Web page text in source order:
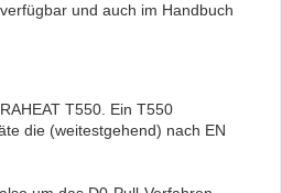
und auch im Handbuch
T550. Ein T550
die (weitestgehend) nach EN